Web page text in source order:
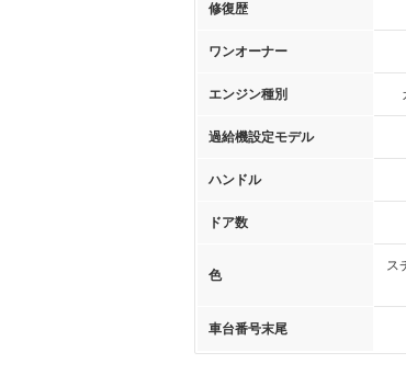
修復歴
ワンオーナー
エンジン種別
過給機設定モデル
ハンドル
ドア数
色
ス
車台番号末尾